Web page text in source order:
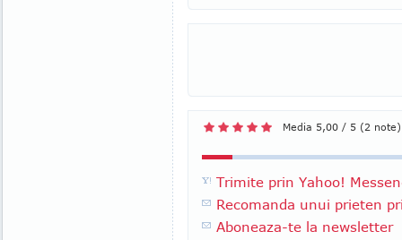
Media 5,00 / 5 (2 note)
Trimite prin Yahoo!
Recomanda unui prieten
Aboneaza-te la newsletter